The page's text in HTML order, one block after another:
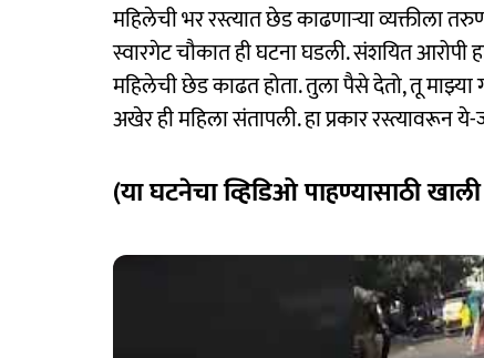
महिलेची भर रस्त्यात छेड काढणाऱ्या व्यक्तीला
स्वारगेट चौकात ही घटना घडली. संशयित आरोपी
महिलेची छेड काढत होता. तुला पैसे देतो, तू
अखेर ही महिला संतापली. हा प्रकार रस्त्यावरून
(या घटनेचा व्हिडिओ पाहण्यासाठी